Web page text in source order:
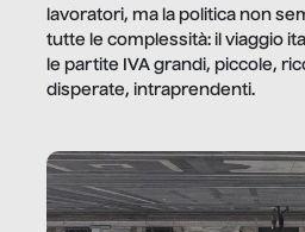
lavoratori, ma la politica non
tutte le complessità: il viaggio
le partite IVA grandi, piccole,
disperate, intraprendenti.